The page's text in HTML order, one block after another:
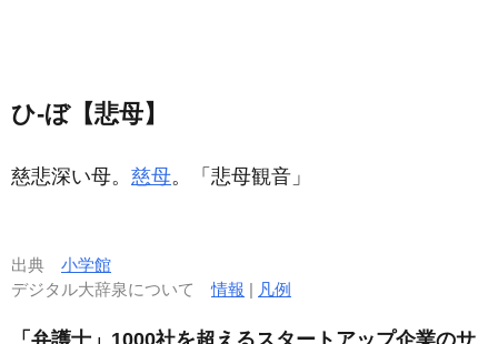
ひ‐ぼ【悲母】
慈悲深い母。 慈母。「 悲母観音」
出典 小学館
デジタル大辞泉について情報 | 凡例
「弁護士」1000社を超えるスタートアップ企業のサ